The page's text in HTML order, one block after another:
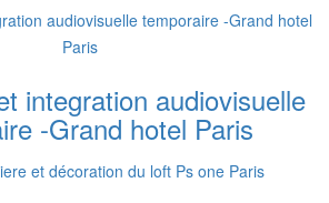
integration audiovisuelle
-Grand hotel Paris